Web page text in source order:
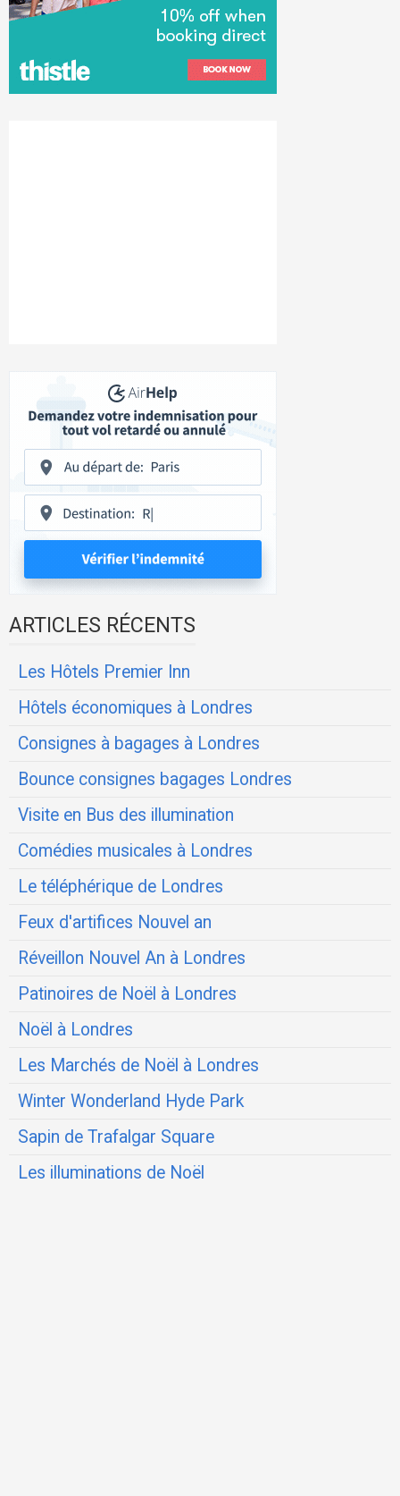
ARTICLES RÉCENTS
Les Hôtels Premier Inn
Hôtels économiques à Londres
Consignes à bagages à Londres
Bounce consignes bagages Londres
Visite en Bus des illumination
Comédies musicales à Londres
Le téléphérique de Londres
Feux d'artifices Nouvel an
Réveillon Nouvel An à Londres
Patinoires de Noël à Londres
Noël à Londres
Les Marchés de Noël à Londres
Winter Wonderland Hyde Park
Sapin de Trafalgar Square
Les illuminations de Noël